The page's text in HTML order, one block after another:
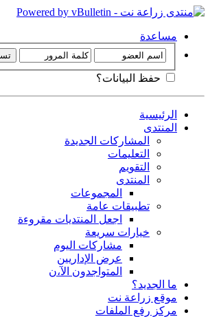
مساعدة
حفظ البيانات؟
الرئيسية
المنتدى
المشاركات الجديدة
التعليمات
التقويم
المنتدى
المجموعات
تطبيقات عامة
اجعل المنتديات مقروءة
خيارات سريعة
مشاركات اليوم
عرض الإداريين
المتواجدون الآ،ن
ما الجديد؟
موقع زراعة نت
مركز رفع الملفات